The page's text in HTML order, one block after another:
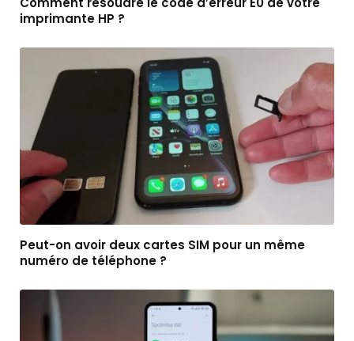
imprimante HP ?
Peut-on avoir deux cartes SIM pour un même
numéro de téléphone ?